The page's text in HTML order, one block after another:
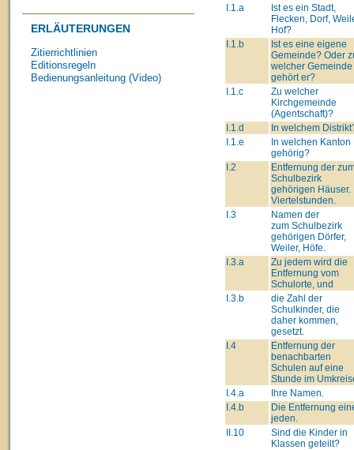
ERLÄUTERUNGEN
Zitierrichtlinien
Editionsregeln
Bedienungsanleitung (Video)
I.1.a
Ist es ein Stadt,
Flecken, Dorf,
Hof?
I.1.b
Ist es eine eigene
Gemeinde? Oder
welcher Gemeinde
gehört er?
I.1.c
Zu welcher
Kirchgemeinde
(Agentschaft)?
I.1.d
In welchem
I.1.e
In welchen Kanton
gehörig?
I.2
Entfernung der
Schulbezirk
gehörigen Häuser.
Viertelstunden.
I.3
Namen der
zum Schulbezirk
gehörigen Dörfer,
Weiler, Höfe.
I.3.a
Zu jedem wird die
Entfernung vom
Schulorte, und
I.3.b
die Zahl der
Schulkinder, die
daher kommen,
gesetzt.
I.4
Entfernung der
benachbarten
Schulen auf eine
Stunde im
I.4.a
Ihre Namen.
I.4.b
Die Entfernung
jeden.
II.10
Sind die Kinder in
Klassen geteilt?